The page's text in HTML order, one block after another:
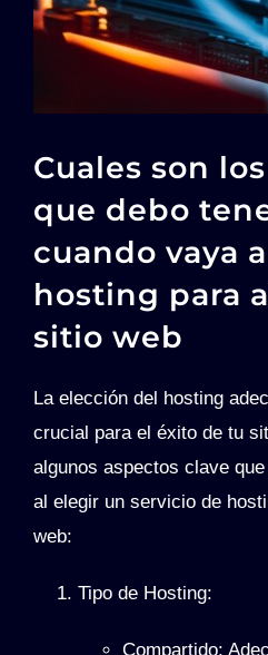
Cuales son
que debo
cuando vaya
hosting para
sitio web
La elección del hosting
crucial para el éxito de tu
algunos aspectos clave
al elegir un servicio de
web:
Tipo de Hosting:
Compartido: